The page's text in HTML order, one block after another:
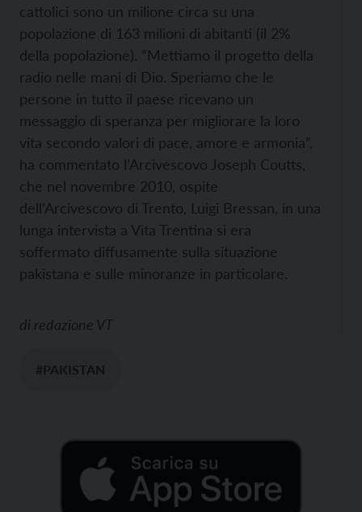
cattolici sono un milione circa su una
popolazione di 163 milioni di abitanti (il 2%
della popolazione). “Mettiamo il progetto della
radio nelle mani di Dio. Speriamo che le
persone in tutto il paese ricevano un
messaggio di speranza per migliorare la loro
vita secondo valori di pace, amore e armonia”,
ha commentato l’Arcivescovo Joseph Coutts,
che nel novembre 2010, ospite
dell’Arcivescovo di Trento, Luigi Bressan, in una
lunga intervista a Vita Trentina si era
soffermato diffusamente sulla situazione
pakistana e sulle minoranze in particolare.
di redazione VT
#PAKISTAN